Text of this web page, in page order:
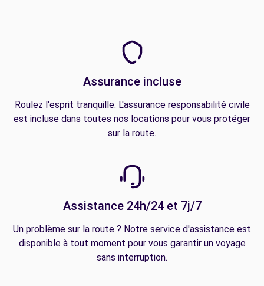
Assurance incluse
Roulez l'esprit tranquille. L'assurance responsabilité civile
est incluse dans toutes nos locations pour vous protéger
sur la route.
Assistance 24h/24 et 7j/7
Un problème sur la route ? Notre service d'assistance est
disponible à tout moment pour vous garantir un voyage
sans interruption.